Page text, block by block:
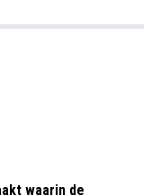
waarin de